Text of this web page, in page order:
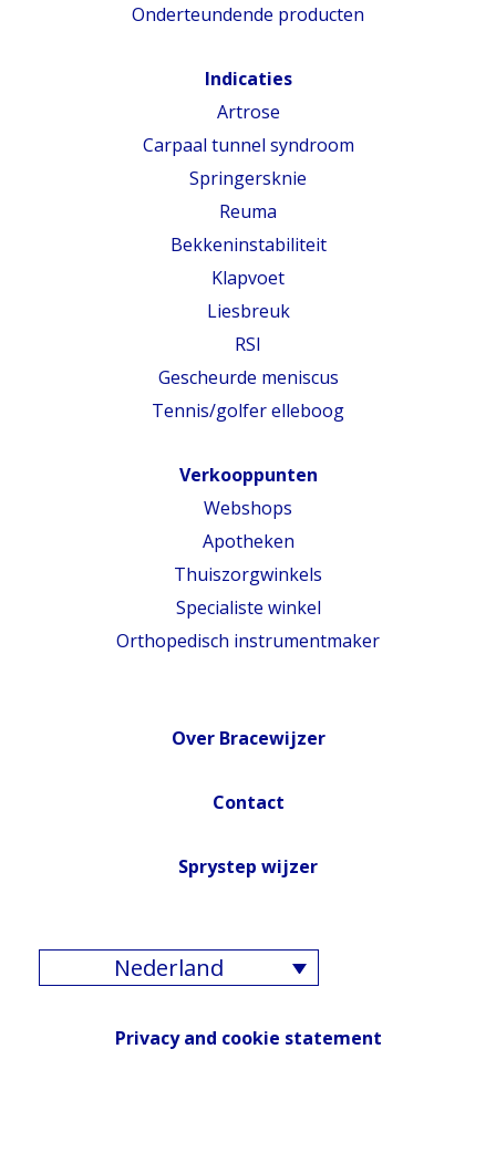
Onderteundende producten
Indicaties
Artrose
Carpaal tunnel syndroom
Springersknie
Reuma
Bekkeninstabiliteit
Klapvoet
Liesbreuk
RSI
Gescheurde meniscus
Tennis/golfer elleboog
Verkooppunten
Webshops
Apotheken
Thuiszorgwinkels
Specialiste winkel
Orthopedisch instrumentmaker
Over Bracewijzer
Contact
Sprystep wijzer
Nederland
Privacy and cookie statement